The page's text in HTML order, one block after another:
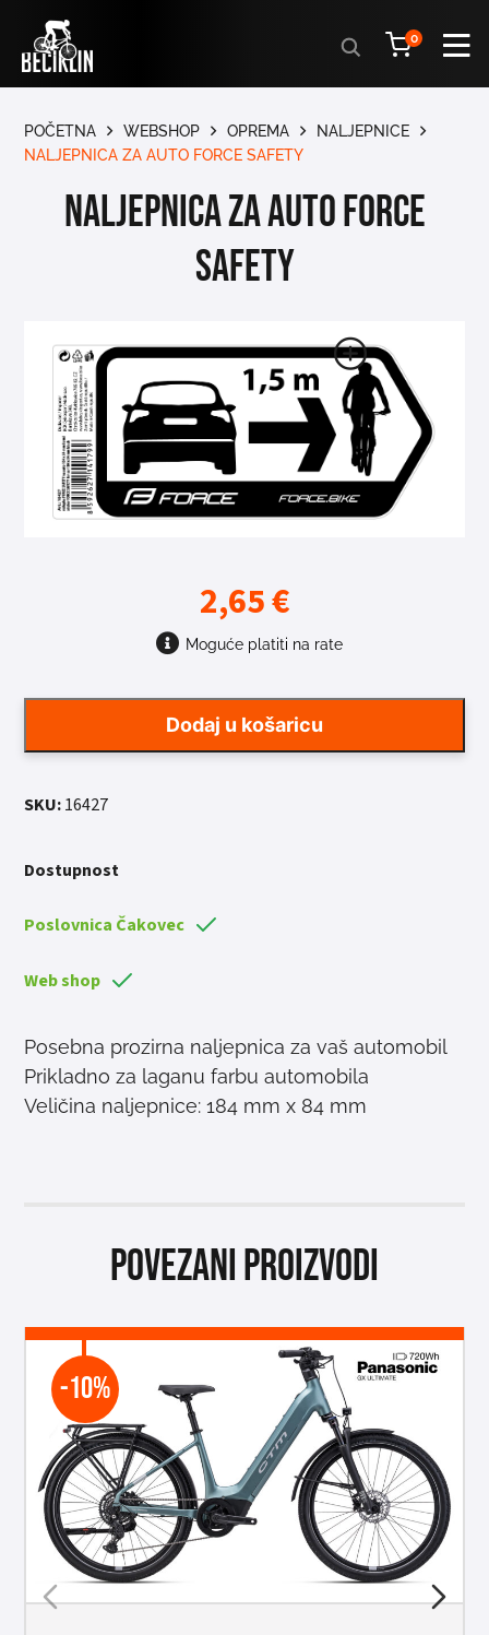
Products
search
0
POČETNA WEBSHOP OPREMA
NALJEPNICE
NALJEPNICA ZA AUTO FORCE SAFETY
NALJEPNICA ZA AUTO FORCE
SAFETY
2,65€
Moguće platiti na rate
Dodaj u košaricu
SKU:16427
Dostupnost
Poslovnica Čakovec
Web shop
Posebna prozirna naljepnica za vaš automobil
Prikladno za laganu farbu automobila
Veličina naljepnice: 184 mm x 84 mm
Povezani proizvodi
-10%